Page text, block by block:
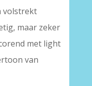
volstrekt
maar zeker
met light
van